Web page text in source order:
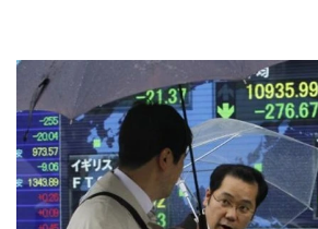
• ละคร
CbizReview
• Cyber BIZ
• ผู้จัดกวน
• Good health & Well-being